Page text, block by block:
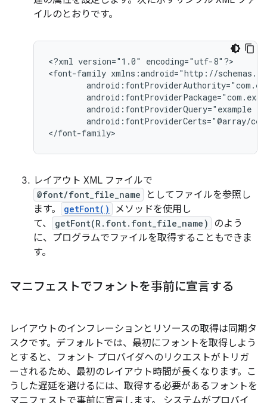
イルのとおりです。
<?xml version="1.0"
encoding="utf-8"?>
<font-family
android:fontProviderQuery="example
android:fontProviderCerts="@array/
</font-family>
レイアウト XML ファイルで
@font/font_file_name
としてファイルを参照し
ます。
getFont()
メソッドを使用し
て、
getFont(R.font.font_file_name)
のよう
に、プログラムでファイルを取得することもできま
す。
マニフェストでフォントを事前に宣言する
レイアウトのインフレーションとリソースの取得は同期タ
スクです。デフォルトでは、最初にフォントを取得しよう
とすると、フォント プロバイダへのリクエストがトリガ
ーされるため、最初のレイアウト時間が長くなります。こ
うした遅延を避けるには、取得する必要があるフォントを